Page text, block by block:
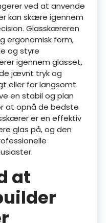
ved at anvende
kan skære igennem
Glasskæreren
ergonomisk form,
og styre
igennem glasset,
jævnt tryk og
eller for langsomt.
en stabil og plan
at opnå de bedste
er en effektiv
glas på, og den
at